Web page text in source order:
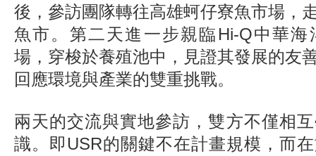
後，參訪團隊轉往高雄蚵仔寮魚市場，
魚市。第二天進一步親臨Hi-Q中華海
場，穿梭於養殖池中，見證其發展的友
回應環境與產業的雙重挑戰。
兩天的交流與實地參訪，雙方不僅相
識。即USR的關鍵不在計畫規模，而